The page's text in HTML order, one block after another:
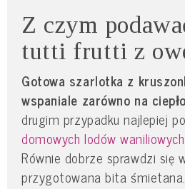
Z czym
tutti frutti z
Gotowa szarlotka z
wspaniale zarówno na
drugim przypadku najlepiej
domowych lodów waniliowych
Równie dobrze sprawdzi się
przygotowana bita śmietana.